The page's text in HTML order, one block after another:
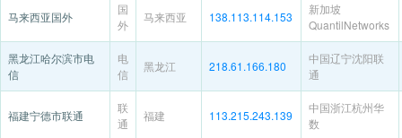
马来西亚国外
国
外
马来西亚 138.113.114.153
新加坡
QuantilNetworks
黑龙江哈尔滨市电
信
电
信
黑龙江 218.61.166.180
中国辽宁沈阳联
通
福建宁德市联通
联
通
福建 113.215.243.139
中国浙江杭州华
数